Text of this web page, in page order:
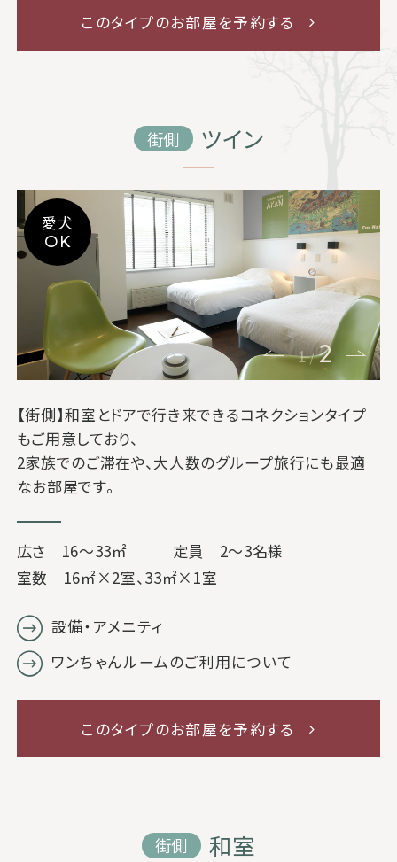
このタイプのお部屋を予約する
街側 ツイン
愛犬
OK
1/2
【街側】和室とドアで行き来できるコネクションタイプ
もご用意しており、
2家族でのご滞在や、大人数のグループ旅行にも最適
なお部屋です。
広さ 16～33㎡
定員 2～3名様
室数 16㎡×2室、33㎡×1室
設備・アメニティ
ワンちゃんルームのご利用について
このタイプのお部屋を予約する
街側 和室